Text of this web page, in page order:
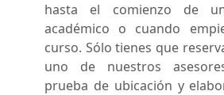
hasta el comienzo de
académico o cuando
curso. Sólo tienes que
uno de nuestros
prueba de ubicación y